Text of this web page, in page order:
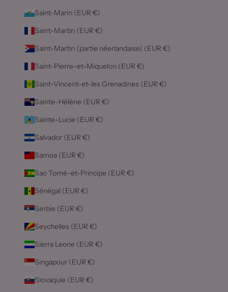
Saint-Marin (EUR €)
Saint-Martin (EUR €)
Saint-Martin (partie néerlandaise) (EUR €)
Saint-Pierre-et-Miquelon (EUR €)
Saint-Vincent-et-les Grenadines (EUR €)
Sainte-Hélène (EUR €)
Sainte-Lucie (EUR €)
Salvador (EUR €)
Samoa (EUR €)
Sao Tomé-et-Principe (EUR €)
Sénégal (EUR €)
Serbie (EUR €)
Seychelles (EUR €)
Sierra Leone (EUR €)
Singapour (EUR €)
Slovaquie (EUR €)